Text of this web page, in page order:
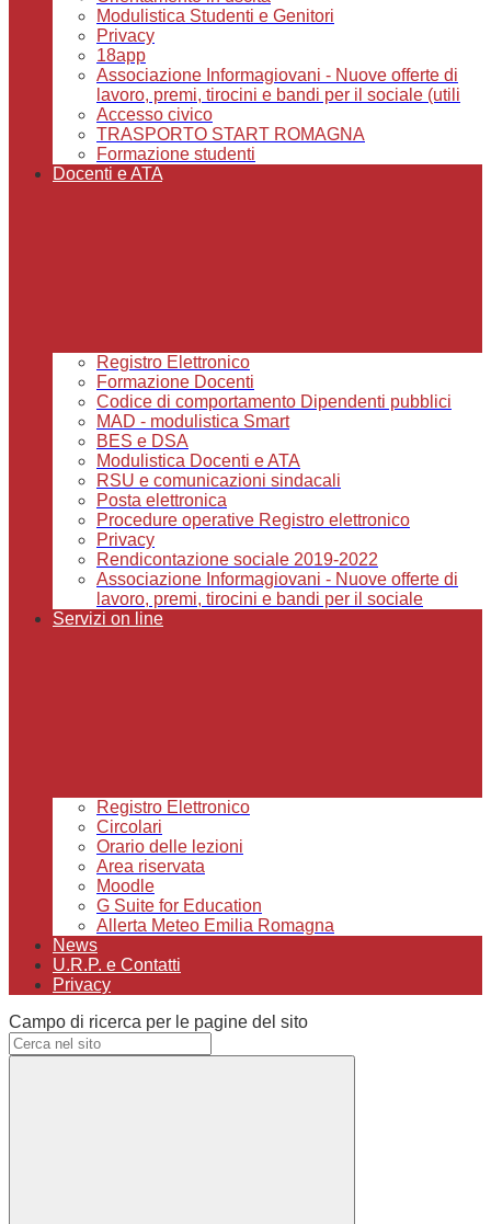
Modulistica Studenti e Genitori
Privacy
18app
Associazione Informagiovani - Nuove offerte di
lavoro, premi, tirocini e bandi per il sociale (utili
Accesso civico
TRASPORTO START ROMAGNA
Formazione studenti
Docenti e ATA
Registro Elettronico
Formazione Docenti
Codice di comportamento Dipendenti pubblici
MAD - modulistica Smart
BES e DSA
Modulistica Docenti e ATA
RSU e comunicazioni sindacali
Posta elettronica
Procedure operative Registro elettronico
Privacy
Rendicontazione sociale 2019-2022
Associazione Informagiovani - Nuove offerte di
lavoro, premi, tirocini e bandi per il sociale
Servizi on line
Registro Elettronico
Circolari
Orario delle lezioni
Area riservata
Moodle
G Suite for Education
Allerta Meteo Emilia Romagna
News
U.R.P. e Contatti
Privacy
Campo di ricerca per le pagine del sito